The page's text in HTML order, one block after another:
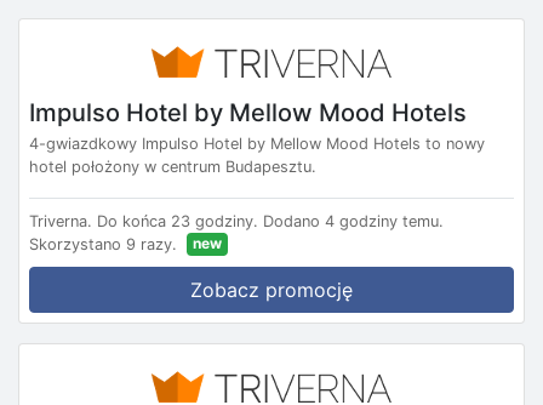
Impulso Hotel by Mellow Mood Hotels
4-gwiazdkowy Impulso Hotel by Mellow Mood Hotels to nowy
hotel położony w centrum Budapesztu.
Triverna. Do końca 23 godziny. Dodano 4 godziny temu.
Skorzystano 9 razy.
new
Zobacz promocję